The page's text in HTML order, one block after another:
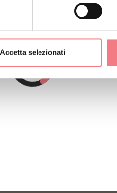
Accetta selezionati